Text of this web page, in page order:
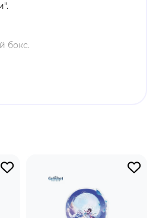
бокс.
Funko.
ребёнка и воплощённый в
отца. Образ играет на
использует его,
жертву.